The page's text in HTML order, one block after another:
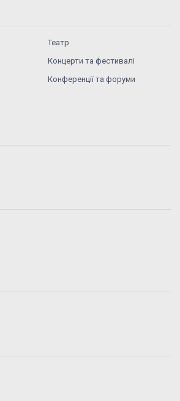
Театр
Концерти та фестивалі
Конференції та форуми